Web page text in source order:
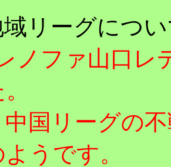
リーグにつ
ノファ山口レ
国リーグの不
うです。